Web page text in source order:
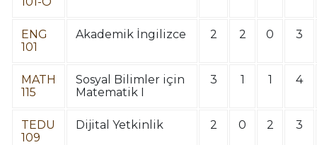
ENG
101
Akademik İngilizce 2 2 0 3
MATH
115
Sosyal Bilimler için
Matematik I
3 1 1 4
TEDU
109
Dijital Yetkinlik 2 0 2 3